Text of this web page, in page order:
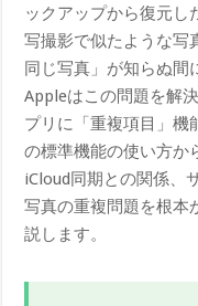
ックアップから復元し
写撮影で似たような写
同じ写真」が知らぬ間
Appleはこの問題を解
プリに「重複項目」機
の標準機能の使い方か
iCloud同期との関係、
写真の重複問題を根本
説します。